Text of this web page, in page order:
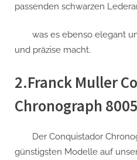
passenden schwarzen
was es ebenso elegant
und präzise macht.
2.Franck Muller
Chronograph
Der Conquistador
günstigsten Modelle auf